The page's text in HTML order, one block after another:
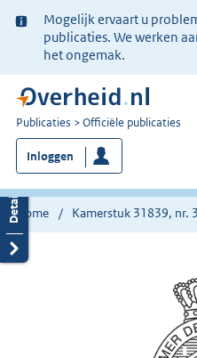
Ter
informatie:
Mogelijk ervaart u
publicaties. We werken
het ongemak.
U
bent
nu
hier:
Publicaties Officiële publicaties
Inloggen
Home Kamerstuk 31839, nr.